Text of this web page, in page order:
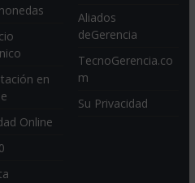
en
Online
Aliados
deGerencia
TecnoGerencia.co
m
Su Privacidad